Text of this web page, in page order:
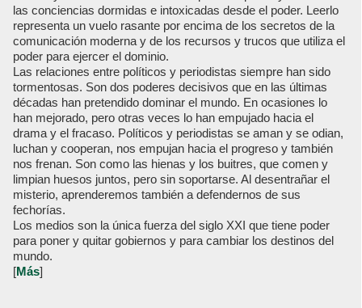
las conciencias dormidas e intoxicadas desde el poder. Leerlo
representa un vuelo rasante por encima de los secretos de la
comunicación moderna y de los recursos y trucos que utiliza el
poder para ejercer el dominio.
Las relaciones entre políticos y periodistas siempre han sido
tormentosas. Son dos poderes decisivos que en las últimas
décadas han pretendido dominar el mundo. En ocasiones lo
han mejorado, pero otras veces lo han empujado hacia el
drama y el fracaso. Políticos y periodistas se aman y se odian,
luchan y cooperan, nos empujan hacia el progreso y también
nos frenan. Son como las hienas y los buitres, que comen y
limpian huesos juntos, pero sin soportarse. Al desentrañar el
misterio, aprenderemos también a defendernos de sus
fechorías.
Los medios son la única fuerza del siglo XXI que tiene poder
para poner y quitar gobiernos y para cambiar los destinos del
mundo.
[Más]